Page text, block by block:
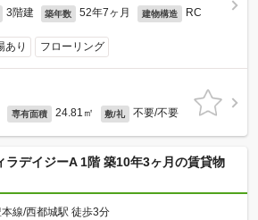
3階建 築年数 52年7ヶ月 建物構造 RC
あり フローリング
専有面積 24.81㎡ 敷/礼 不要/不要
ラデイジーA 1階 築10年3ヶ月の賃貸物
線/西都城駅 徒歩3分